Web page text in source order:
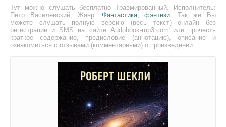
Тут можно слушать бесплатно Травмированный. Исполнитель:
Петр Василевский, Жанр: Фантастика, фэнтези. Так же Вы
можете слушать полную версию (весь текст) онлайн без
регистрации и SMS на сайте Audobook-mp3.com или прочесть
краткое содержание, предисловие (аннотацию), описание и
ознакомиться с отзывами (комментариями) о произведении.